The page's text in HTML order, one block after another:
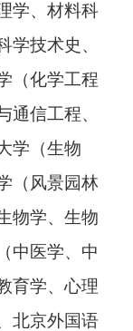
学、材料科
学技术史、
（化学工程
通信工程、
学（生物
（风景园林
物学、生物
中医学、中
育学、心理
北京外国语